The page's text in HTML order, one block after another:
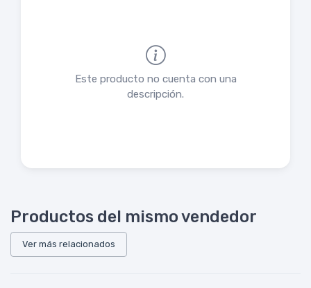
Este producto no cuenta con una
descripción.
Productos del mismo vendedor
Ver más relacionados